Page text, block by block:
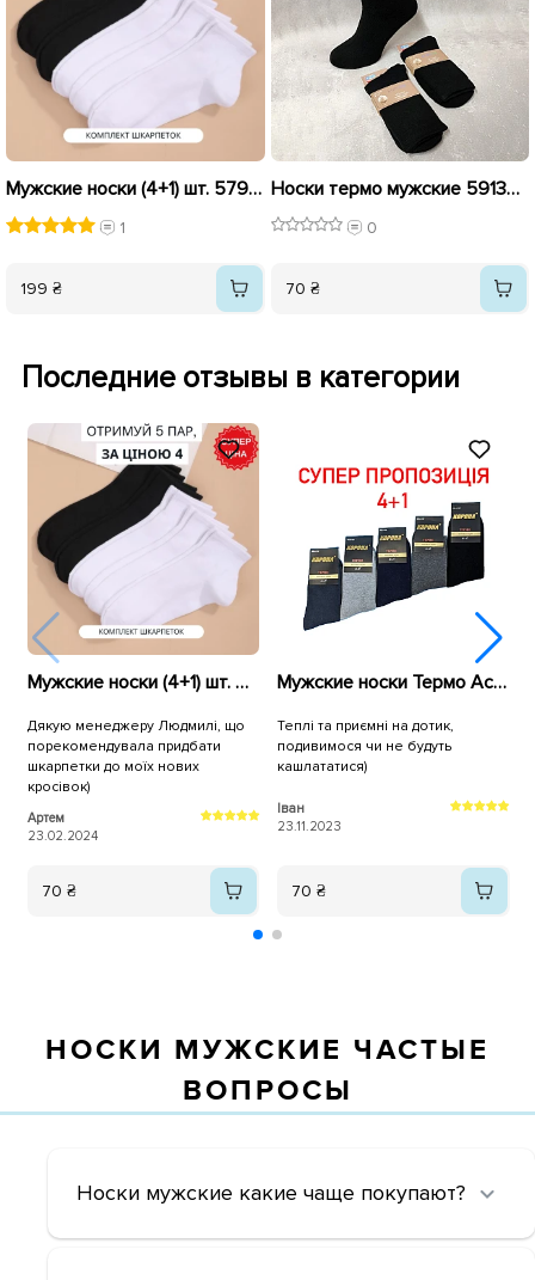
Мужские носки (4+1) шт. 579131
1
199 ₴
Носки термо мужские 591304 Черные
0
70 ₴
Последние отзывы в категории
Мужские носки (4+1) шт. 579131
Дякую менеджеру Людмилі, що
порекомендувала придбати
шкарпетки до моїх нових
кросівок)
Артем
23.02.2024
70 ₴
Мужские носки Термо Ассорти 587780 Корона
Теплі та приємні на дотик,
подивимося чи не будуть
кашлататися)
Іван
23.11.2023
70 ₴
НОСКИ МУЖСКИЕ ЧАСТЫЕ
ВОПРОСЫ
Носки мужские какие чаще покупают?